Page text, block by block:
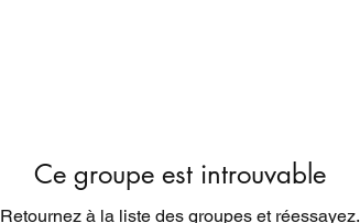
Ce groupe est introuvable
Retournez à la liste des groupes et réessayez.